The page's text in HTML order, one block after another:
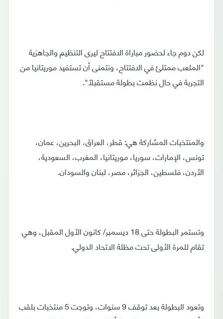
لكن دوم جاء لحضور مباراة الافتتاح ليرى التنظيم والجاهزية
"الملعب ممتلئ في الافتتاح، ونتمنى أن تستفيد موريتانيا من
التجربة في حال نظمت بطولة مستقبلاً".
والمنتخبات المشاركة هي: قطر، العراق، البحرين، عمان،
تونس، الإمارات، سوريا، موريتانيا، المغرب، السعودية،
الأردن، فلسطين، الجزائر، مصر، لبنان والسودان.
وتستمر البطولة حتى 18 ديسمبر/ كانون الأول المقبل، وهي
تقام للمرة الأولى تحت مظلة الاتحاد الدولي.
وتعود البطولة بعد توقف 9 سنوات، وتوجت 5 منتخبات بلقب